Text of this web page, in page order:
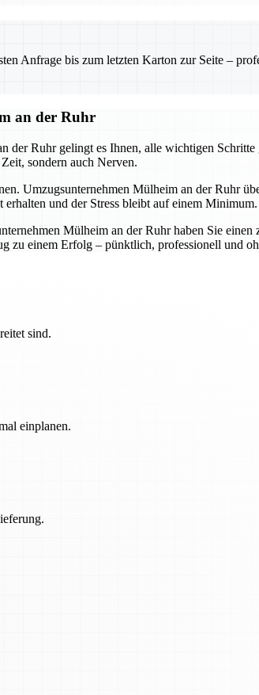
Anfrage bis zum letzten Karton zur Seite –
an der Ruhr
Ruhr gelingt es Ihnen, alle wichtigen
sondern auch Nerven.
Umzugsunternehmen Mülheim an der Ruhr
und der Stress bleibt auf einem Minimum.
Mülheim an der Ruhr haben Sie einen
zu einem Erfolg – pünktlich, professionell und
sind.
einplanen.